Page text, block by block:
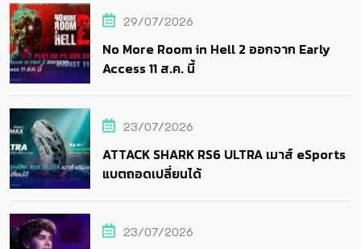
29/07/2026
No More Room in Hell 2 ออกจาก Early
Access 11 ส.ค. นี้
23/07/2026
ATTACK SHARK RS6 ULTRA เมาส์ eSports
แบตถอดเปลี่ยนได้
23/07/2026